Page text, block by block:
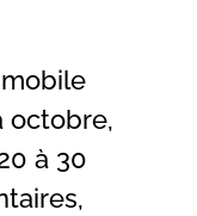
octobre,
à 30